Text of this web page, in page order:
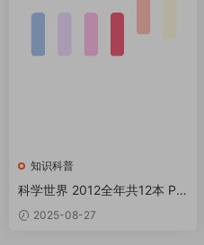
知识科普
科学世界 2012全年共12本 PD
F
2025-08-27